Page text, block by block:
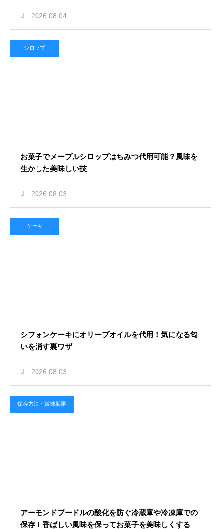
2026.08.04
シロップ
お菓子でメープルシロップはちみつ代用可能？風味を
生かした美味しい技
2026.08.03
ケーキ
シフォンケーキにオリーブオイルを代用！気になる匂
いを消す裏ワザ
2026.08.03
保存方法・賞味期限
アーモンドプードルの酸化を防ぐ冷蔵庫や冷凍庫での
保存！香ばしい風味を保ってお菓子を美味しくする